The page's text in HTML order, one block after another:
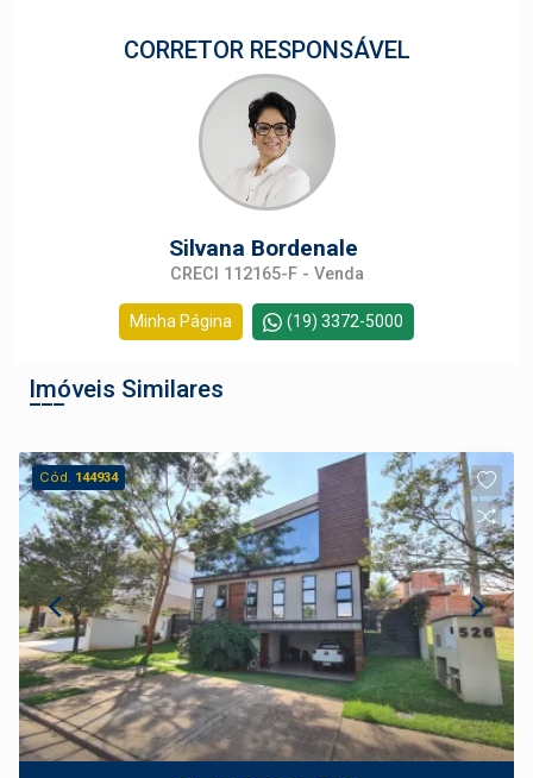
CORRETOR RESPONSÁVEL
Silvana Bordenale
CRECI 112165-F - Venda
Minha Página (19) 3372-5000
Imóveis Similares
Cód. 144934